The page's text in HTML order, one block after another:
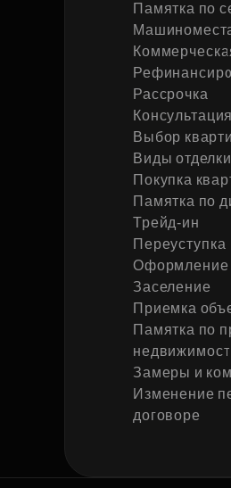
Памятка по
Рассрочка
Выбор
Виды отделки
Покупка
Памятка по
Трейд-ин
Переуступка
Оформление
Заселение
Приемка
Памятка по
Замеры и
Изменение
договоре